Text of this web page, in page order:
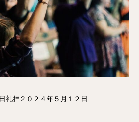
礼拝２０２４年５月１２日